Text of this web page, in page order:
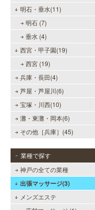
明石・垂水(11)
明石 (7)
垂水 (4)
西宮・甲子園(19)
西宮 (19)
兵庫・長田(4)
芦屋・芦屋川(6)
宝塚・川西(10)
灘・東灘・岡本(6)
その他［兵庫］(45)
業種で探す
神戸の全ての業種
出張マッサージ(3)
メンズエステ